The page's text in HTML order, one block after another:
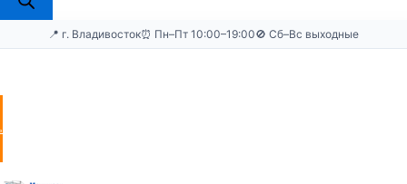
📍 г. Владивосток⏰ Пн–Пт 10:00–19:00🚫 Сб–Вс выходные
заявку